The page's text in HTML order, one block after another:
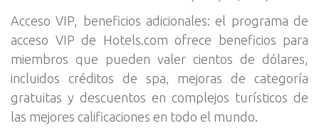
Acceso VIP, beneficios adicionales: el programa de
acceso VIP de Hotels.com ofrece beneficios para
miembros que pueden valer cientos de dólares,
incluidos créditos de spa, mejoras de categoría
gratuitas y descuentos en complejos turísticos de
las mejores calificaciones en todo el mundo.